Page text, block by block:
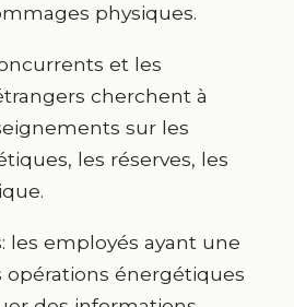
physiques.
et les
cherchent à
sur les
les réserves, les
les employés ayant une
opérations énergétiques